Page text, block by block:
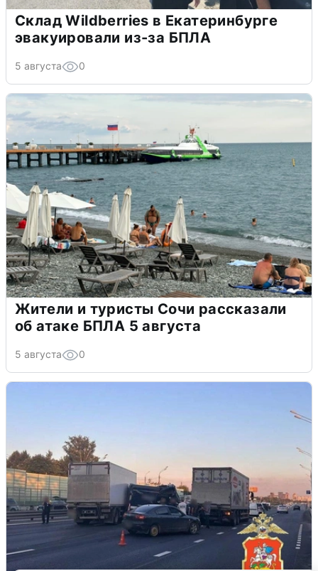
Склад Wildberries в Екатеринбурге
эвакуировали из-за БПЛА
5 августа 0
Жители и туристы Сочи рассказали
об атаке БПЛА 5 августа
5 августа 0